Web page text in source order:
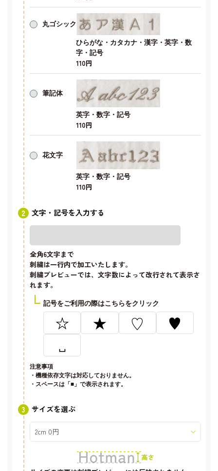
丸ゴシック
ひらがな・カタカナ・漢字・英字・数
字・記号
110円
筆記体
英字・数字・記号
110円
花文字
英字・数字・記号
110円
文字・記号を入力する
全角6文字まで
刺繍は一行内で加工いたします。
刺繍プレビューでは、文字数によって改行されて表示さ
れます。
記号をご利用の際はこちらをクリック
☆ ★ ♡
♥
␣
注意事項
・機種依存文字は対応しておりません。
・スペースは「■」で表示されます。
サイズを選ぶ